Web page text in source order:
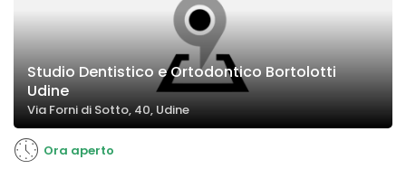
Studio Dentistico e Ortodontico Bortolotti
Udine
Via Forni di Sotto, 40, Udine
Ora aperto